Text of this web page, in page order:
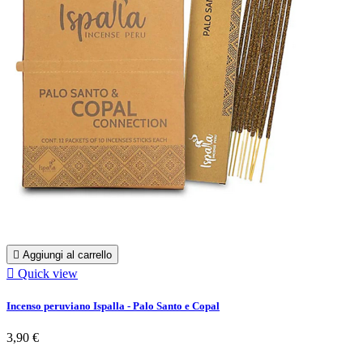
 Aggiungi al carrello
 Quick view
Incenso peruviano Ispalla - Palo Santo e Copal
3,90 €